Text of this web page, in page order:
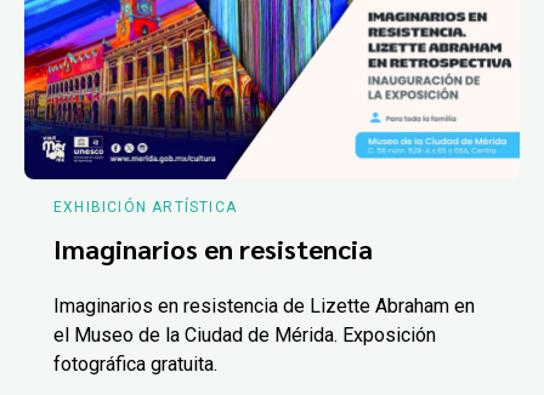
EXHIBICIÓN ARTÍSTICA
Imaginarios en resistencia
Imaginarios en resistencia de Lizette Abraham en
el Museo de la Ciudad de Mérida. Exposición
fotográfica gratuita.